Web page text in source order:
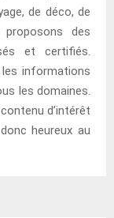
de déco, de
des
et certifiés.
informations
les domaines.
d’intérêt
heureux au